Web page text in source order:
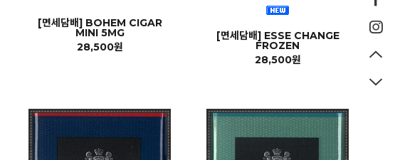
[면세담배] BOHEM CIGAR
MINI 5MG
28,500원
[면세담배] ESSE CHANGE
FROZEN
28,500원